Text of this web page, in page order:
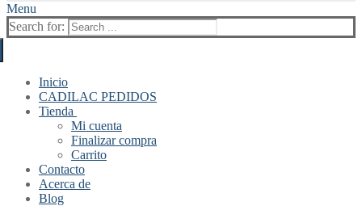
Menu
Search for:
Inicio
CADILAC PEDIDOS
Tienda
Mi cuenta
Finalizar compra
Carrito
Contacto
Acerca de
Blog